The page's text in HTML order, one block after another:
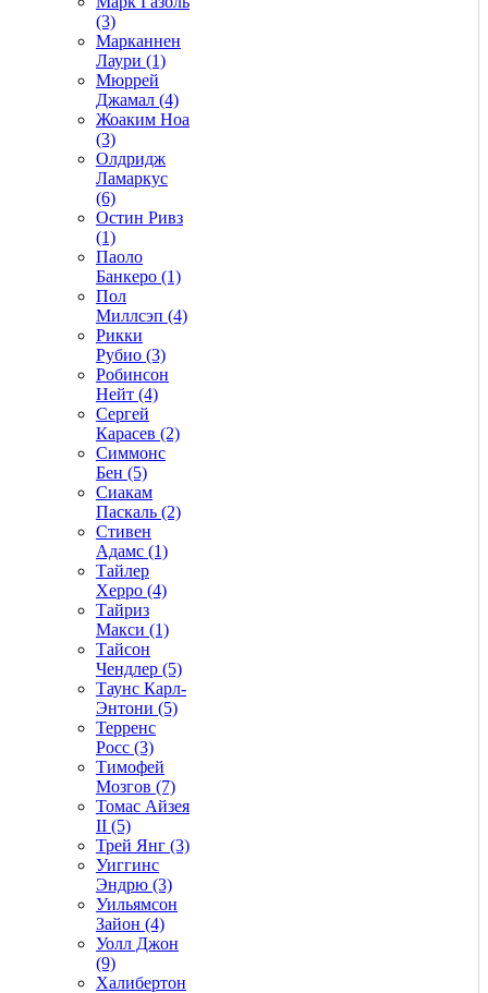
(3)
Марканнен
Лаури (1)
Мюррей
Джамал (4)
Жоаким Ноа
(3)
Олдридж
Ламаркус
(6)
Остин Ривз
(1)
Паоло
Банкеро (1)
Пол
Миллсэп (4)
Рикки
Рубио (3)
Робинсон
Нейт (4)
Сергей
Карасев (2)
Симмонс
Бен (5)
Сиакам
Паскаль (2)
Стивен
Адамс (1)
Тайлер
Херро (4)
Тайриз
Макси (1)
Тайсон
Чендлер (5)
Таунс Карл-
Энтони (5)
Терренс
Росс (3)
Тимофей
Мозгов (7)
Томас Айзея
II (5)
Трей Янг (3)
Уиггинс
Эндрю (3)
Уильямсон
Зайон (4)
Уолл Джон
(9)
Халибертон